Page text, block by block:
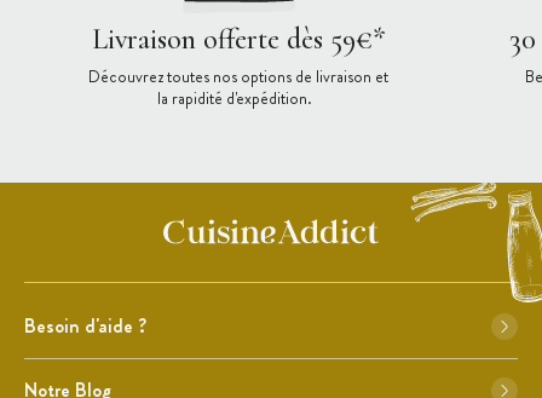
Livraison offerte dès 59€*
Découvrez toutes nos options de livraison et
la rapidité d'expédition.
Besoin d'aide ?
Notre Blog